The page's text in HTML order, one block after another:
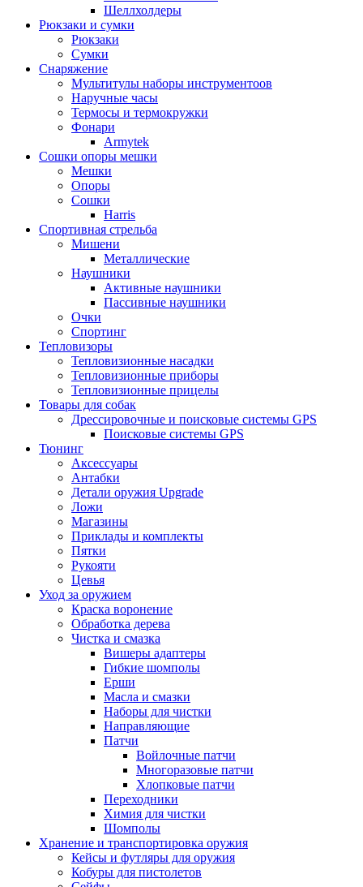
Шеллхолдеры
Рюкзаки и сумки
Рюкзаки
Сумки
Снаряжение
Мультитулы наборы инструментоов
Наручные часы
Термосы и термокружки
Фонари
Armytek
Сошки опоры мешки
Мешки
Опоры
Сошки
Harris
Спортивная стрельба
Мишени
Металлические
Наушники
Активные наушники
Пассивные наушники
Очки
Спортинг
Тепловизоры
Тепловизионные насадки
Тепловизионные приборы
Тепловизионные прицелы
Товары для собак
Дрессировочные и поисковые системы GPS
Поисковые системы GPS
Тюнинг
Аксессуары
Антабки
Детали оружия Upgrade
Ложи
Магазины
Приклады и комплекты
Пятки
Рукояти
Цевья
Уход за оружием
Краска воронение
Обработка дерева
Чистка и смазка
Вишеры адаптеры
Гибкие шомполы
Ерши
Масла и смазки
Наборы для чистки
Направляющие
Патчи
Войлочные патчи
Многоразовые патчи
Хлопковые патчи
Переходники
Химия для чистки
Шомполы
Хранение и транспортировка оружия
Кейсы и футляры для оружия
Кобуры для пистолетов